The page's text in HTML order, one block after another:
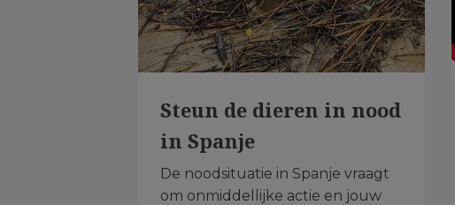
Steun de dieren in nood
in Spanje
De noodsituatie in Spanje vraagt
om onmiddellijke actie en jouw